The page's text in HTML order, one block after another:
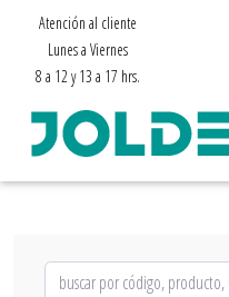
Atención al cliente
Lunes a Viernes
8 a 12 y 13 a 17 hrs.